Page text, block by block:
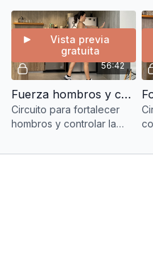
56:42
Vista previa
gratuita
Fuerza hombros y control
Circuito para fortalecer
hombros y controlar la
técnica, carga progresiva